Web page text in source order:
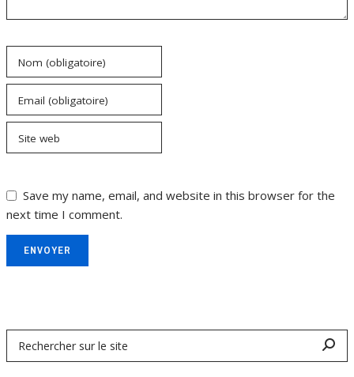
Nom (obligatoire)
Email (obligatoire)
Site web
Save my name, email, and website in this browser for the
next time I comment.
ENVOYER